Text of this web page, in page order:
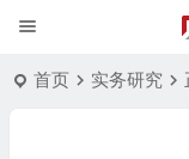
首页 实务研究